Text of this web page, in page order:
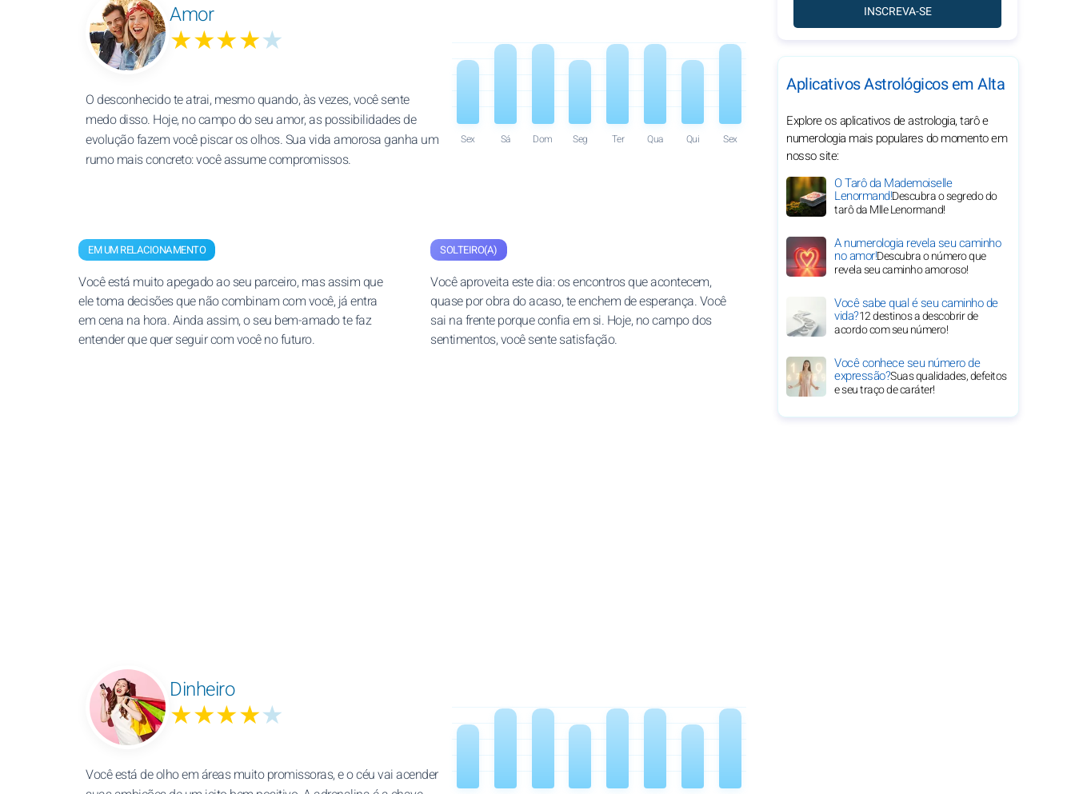
Amor
★★★★★
O desconhecido te atrai, mesmo quando, às vezes, você sente
medo disso. Hoje, no campo do seu amor, as possibilidades de
evolução fazem você piscar os olhos. Sua vida amorosa ganha um
rumo mais concreto: você assume compromissos.
Sex Sá Dom Seg Ter Qua Qui Sex
EM UM RELACIONAMENTO
Você está muito apegado ao seu parceiro, mas assim que
ele toma decisões que não combinam com você, já entra
em cena na hora. Ainda assim, o seu bem-amado te faz
entender que quer seguir com você no futuro.
SOLTEIRO(A)
Você aproveita este dia: os encontros que acontecem,
quase por obra do acaso, te enchem de esperança. Você
sai na frente porque confia em si. Hoje, no campo dos
sentimentos, você sente satisfação.
Dinheiro
★★★★★
Você está de olho em áreas muito promissoras, e o céu vai acender
INSCREVA-SE
Aplicativos Astrológicos em Alta
Explore os aplicativos de astrologia, tarô e
numerologia mais populares do momento em
nosso site:
O Tarô da Mademoiselle
Lenormand!Descubra o segredo do
tarô da Mlle Lenormand!
A numerologia revela seu caminho
no amor!Descubra o número que
revela seu caminho amoroso!
Você sabe qual é seu caminho de
vida?12 destinos a descobrir de
acordo com seu número!
Você conhece seu número de
expressão?Suas qualidades, defeitos
e seu traço de caráter!